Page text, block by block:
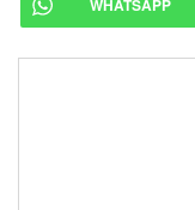
WHATSAPP